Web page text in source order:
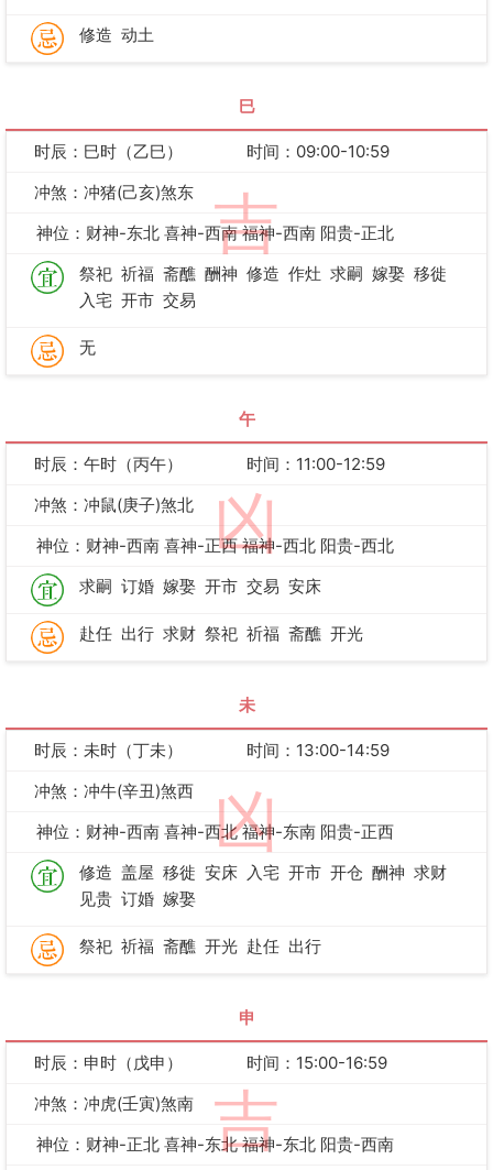
修造 动土
巳
吉
时辰：巳时（乙巳）
时间：09:00-10:59
冲煞：冲猪(己亥)煞东
神位：财神-东北 喜神-西南 福神-西南 阳贵-正北
祭祀 祈福 斋醮 酬神 修造 作灶 求嗣 嫁娶 移徙
入宅 开市 交易
无
午
凶
时辰：午时（丙午）
时间：11:00-12:59
冲煞：冲鼠(庚子)煞北
神位：财神-西南 喜神-正西 福神-西北 阳贵-西北
求嗣 订婚 嫁娶 开市 交易 安床
赴任 出行 求财 祭祀 祈福 斋醮 开光
未
凶
时辰：未时（丁未）
时间：13:00-14:59
冲煞：冲牛(辛丑)煞西
神位：财神-西南 喜神-西北 福神-东南 阳贵-正西
修造 盖屋 移徙 安床 入宅 开市 开仓 酬神 求财
见贵 订婚 嫁娶
祭祀 祈福 斋醮 开光 赴任 出行
申
吉
时辰：申时（戊申）
时间：15:00-16:59
冲煞：冲虎(壬寅)煞南
神位：财神-正北 喜神-东北 福神-东北 阳贵-西南